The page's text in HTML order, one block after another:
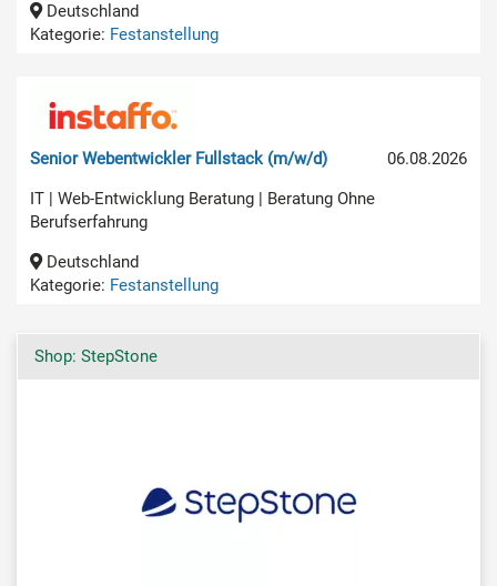
Deutschland
Kategorie: Festanstellung
06.08.2026
Senior Webentwickler Fullstack (m/w/d)
IT | Web-Entwicklung Beratung | Beratung Ohne
Berufserfahrung
Deutschland
Kategorie: Festanstellung
Shop: StepStone